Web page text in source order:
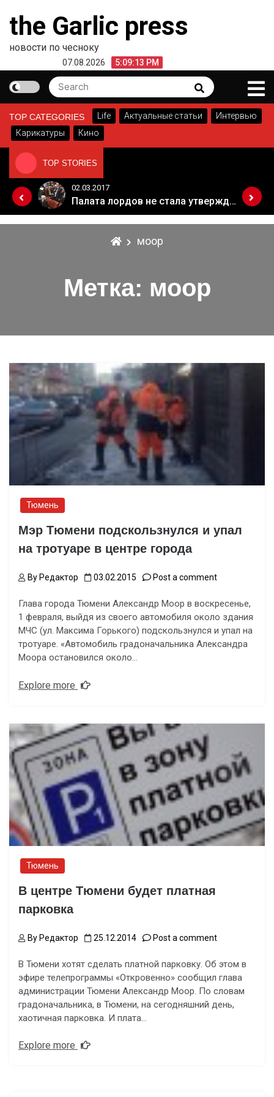
content
the Garlic press
новости по чесноку
07.08.2026 5:09:13 PM
Search
for:
Search
TOP CATEGORIES Life Актуальные статьи
Интервью
Карикатуры
Кино
TOP STORIES
Когда Россия разрешит полеты в Грузию. Позиция Кремля
02.03.2017
Палата лордов не стала утверждать законопроект о "брексите"
моор
Метка: моор
Тюмень
Мэр Тюмени подскользнулся и упал
на тротуаре в центре города
By Редактор 03.02.2015 Post a comment
Глава города Тюмени Александр Моор в воскресенье,
1 февраля, выйдя из своего автомобиля около здания
МЧС (ул. Максима Горького) подскользнулся и упал на
тротуаре. «Автомобиль градоначальника Александра
Моора остановился около…
Explore more
Тюмень
В центре Тюмени будет платная
парковка
By Редактор 25.12.2014 Post a comment
В Тюмени хотят сделать платной парковку. Об этом в
эфире телепрограммы «Откровенно» сообщил глава
администрации Тюмени Александр Моор. По словам
градоначальника, в Тюмени, на сегодняшний день,
хаотичная парковка. И плата…
Explore more